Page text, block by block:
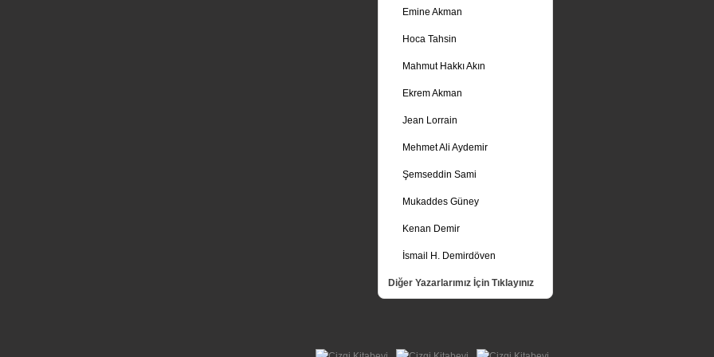
Emine Akman
Hoca Tahsin
Mahmut Hakkı Akın
Ekrem Akman
Jean Lorrain
Mehmet Ali Aydemir
Şemseddin Sami
Mukaddes Güney
Kenan Demir
İsmail H. Demirdöven
Diğer Yazarlarımız İçin Tıklayınız